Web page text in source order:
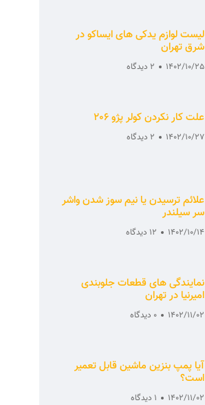
لیست لوازم یدکی های ایساکو در
شرق تهران
1402/10/25 2 دیدگاه
علت کار نکردن کولر پژو 206
1402/10/27 2 دیدگاه
علائم ترسیدن یا نیم سوز شدن واشر
سر سیلندر
1402/10/14 12 دیدگاه
نمایندگی های قطعات جلوبندی
امیرنیا در تهران
1402/11/02 0 دیدگاه
آیا پمپ بنزین ماشین قابل تعمیر
است؟
1402/11/02 1 دیدگاه